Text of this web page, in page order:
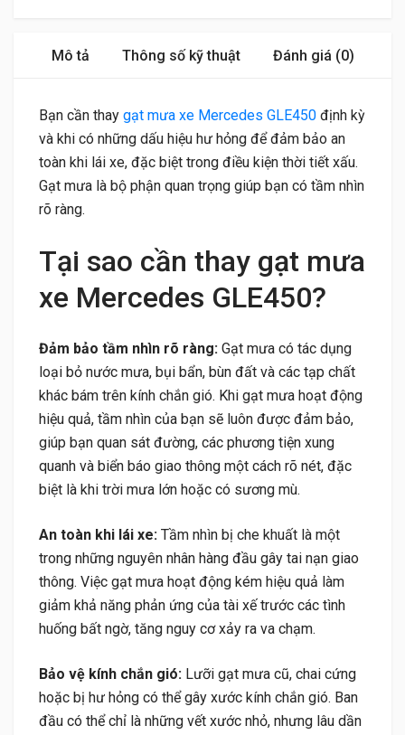
Mô tả Thông số kỹ thuật Đánh giá (0)
Bạn cần thay gạt mưa xe Mercedes GLE450 định kỳ
và khi có những dấu hiệu hư hỏng để đảm bảo an
toàn khi lái xe, đặc biệt trong điều kiện thời tiết xấu.
Gạt mưa là bộ phận quan trọng giúp bạn có tầm nhìn
rõ ràng.
Tại sao cần thay gạt mưa
xe Mercedes GLE450?
Đảm bảo tầm nhìn rõ ràng: Gạt mưa có tác dụng
loại bỏ nước mưa, bụi bẩn, bùn đất và các tạp chất
khác bám trên kính chắn gió. Khi gạt mưa hoạt động
hiệu quả, tầm nhìn của bạn sẽ luôn được đảm bảo,
giúp bạn quan sát đường, các phương tiện xung
quanh và biển báo giao thông một cách rõ nét, đặc
biệt là khi trời mưa lớn hoặc có sương mù.
An toàn khi lái xe: Tầm nhìn bị che khuất là một
trong những nguyên nhân hàng đầu gây tai nạn giao
thông. Việc gạt mưa hoạt động kém hiệu quả làm
giảm khả năng phản ứng của tài xế trước các tình
huống bất ngờ, tăng nguy cơ xảy ra va chạm.
Bảo vệ kính chắn gió: Lưỡi gạt mưa cũ, chai cứng
hoặc bị hư hỏng có thể gây xước kính chắn gió. Ban
đầu có thể chỉ là những vết xước nhỏ, nhưng lâu dần